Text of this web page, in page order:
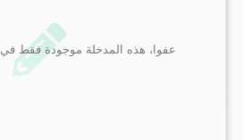
عفوا، هذه المدخلة موجودة فقط في English.